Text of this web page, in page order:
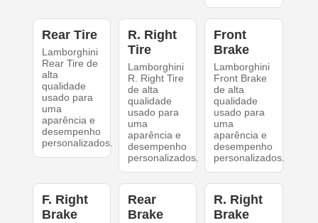
Rear Tire
Lamborghini
Rear Tire de
alta
qualidade
usado para
uma
aparência e
desempenho
personalizados.
R. Right
Tire
Lamborghini
R. Right Tire
de alta
qualidade
usado para
uma
aparência e
desempenho
personalizados.
Front
Brake
Lamborghini
Front Brake
de alta
qualidade
usado para
uma
aparência e
desempenho
personalizados.
F. Right
Brake
Rear
Brake
R. Right
Brake